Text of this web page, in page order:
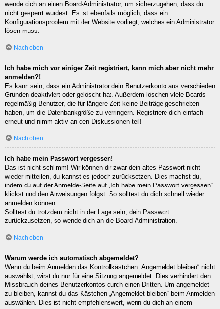
wende dich an einen Board-Administrator, um sicherzugehen, dass du
nicht gesperrt wurdest. Es ist ebenfalls möglich, dass ein
Konfigurationsproblem mit der Website vorliegt, welches ein Administrator
lösen muss.
Nach oben
Ich habe mich vor einiger Zeit registriert, kann mich aber nicht mehr
anmelden?!
Es kann sein, dass ein Administrator dein Benutzerkonto aus verschieden
Gründen deaktiviert oder gelöscht hat. Außerdem löschen viele Boards
regelmäßig Benutzer, die für längere Zeit keine Beiträge geschrieben
haben, um die Datenbankgröße zu verringern. Registriere dich einfach
erneut und nimm aktiv an den Diskussionen teil!
Nach oben
Ich habe mein Passwort vergessen!
Das ist nicht schlimm! Wir können dir zwar dein altes Passwort nicht
wieder mitteilen, du kannst es jedoch zurücksetzen. Dies machst du,
indem du auf der Anmelde-Seite auf „Ich habe mein Passwort vergessen“
klickst und den Anweisungen folgst. So solltest du dich schnell wieder
anmelden können.
Solltest du trotzdem nicht in der Lage sein, dein Passwort
zurückzusetzen, so wende dich an die Board-Administration.
Nach oben
Warum werde ich automatisch abgemeldet?
Wenn du beim Anmelden das Kontrollkästchen „Angemeldet bleiben“ nicht
auswählst, wirst du nur für eine Sitzung angemeldet. Dies verhindert den
Missbrauch deines Benutzerkontos durch einen Dritten. Um angemeldet
zu bleiben, kannst du das Kästchen „Angemeldet bleiben“ beim Anmelden
auswählen. Dies ist nicht empfehlenswert, wenn du dich an einem